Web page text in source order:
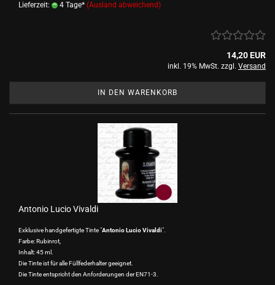
Lieferzeit:
4 Tage* (Ausland abweichend)
14,20 EUR
inkl. 19% MwSt. zzgl. Versand
IN DEN WARENKORB
Antonio Lucio Vivaldi
Exklusive handgefertigte Tinte "Antonio Lucio Vivaldi".
Farbe: Rubinrot,
Inhalt: 45 ml.
Die Tinte ist für alle Füllfederhalter geeignet.
Die Tinte entspricht den Anforderungen der EN71-3.